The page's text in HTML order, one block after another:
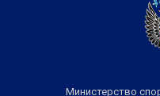
Министерство